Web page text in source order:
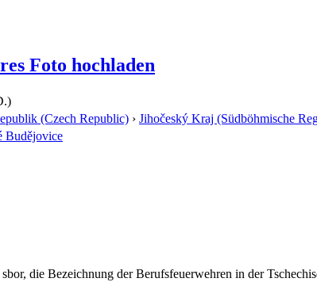
Foto hochladen
(Czech Republic) › Jihočeský Kraj (Südböhmische
Budějovice
die Bezeichnung der Berufsfeuerwehren in der